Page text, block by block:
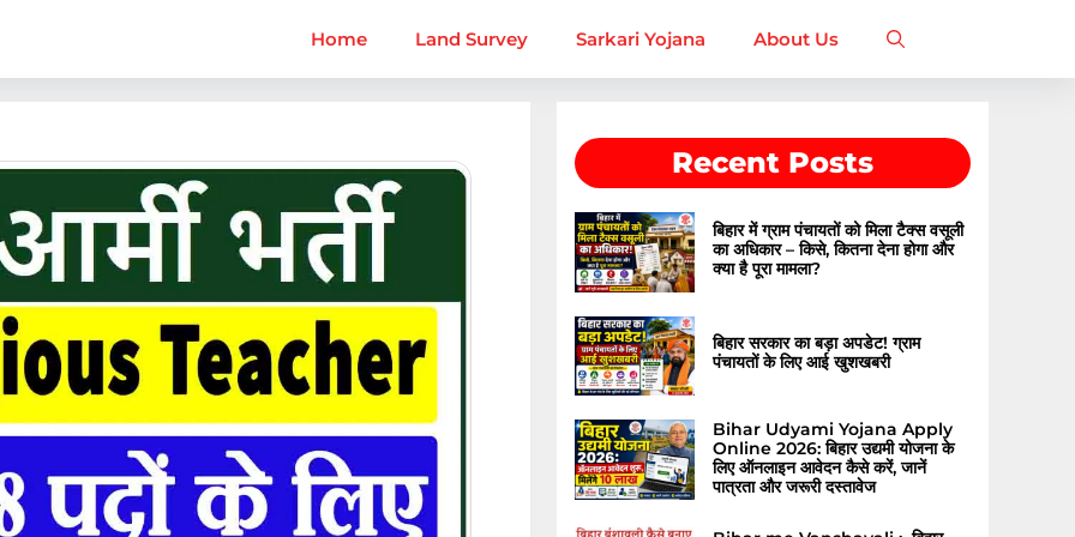
Home Land Survey Sarkari Yojana About Us
Recent Posts
बिहार में ग्राम पंचायतों को मिला टैक्स वसूली
का अधिकार – किसे, कितना देना होगा और
क्या है पूरा मामला?
बिहार सरकार का बड़ा अपडेट! ग्राम
पंचायतों के लिए आई खुशखबरी
Bihar Udyami Yojana Apply
Online 2026: बिहार उद्यमी योजना के
लिए ऑनलाइन आवेदन कैसे करें, जानें
पात्रता और जरूरी दस्तावेज